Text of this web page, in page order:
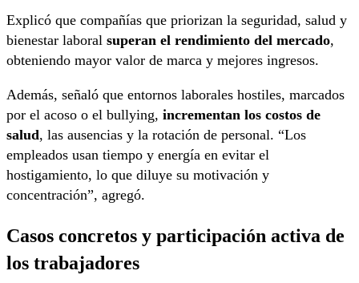
Explicó que compañías que priorizan la seguridad, salud y
bienestar laboral superan el rendimiento del mercado,
obteniendo mayor valor de marca y mejores ingresos.
Además, señaló que entornos laborales hostiles, marcados
por el acoso o el bullying, incrementan los costos de
salud, las ausencias y la rotación de personal. “Los
empleados usan tiempo y energía en evitar el
hostigamiento, lo que diluye su motivación y
concentración”, agregó.
Casos concretos y participación activa de
los trabajadores